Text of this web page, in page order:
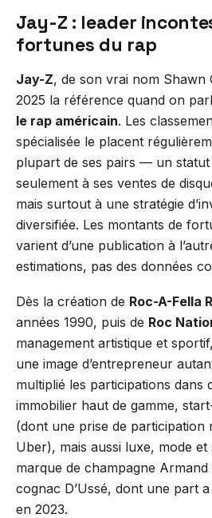
Jay-Z : leader
fortunes du rap
Jay-Z, de son vrai nom Shawn
2025 la référence quand on
le rap américain. Les
spécialisée le placent
plupart de ses pairs — un statut
seulement à ses ventes de
mais surtout à une stratégie
diversifiée. Les montants de
varient d’une publication à
estimations, pas des données
Dès la création de Roc-A-Fella
années 1990, puis de Roc
management artistique et
une image d’entrepreneur
multiplié les participations dans
immobilier haut de gamme,
(dont une prise de participation
Uber), mais aussi luxe, mode
marque de champagne
cognac D’Ussé, dont une part
en 2023.